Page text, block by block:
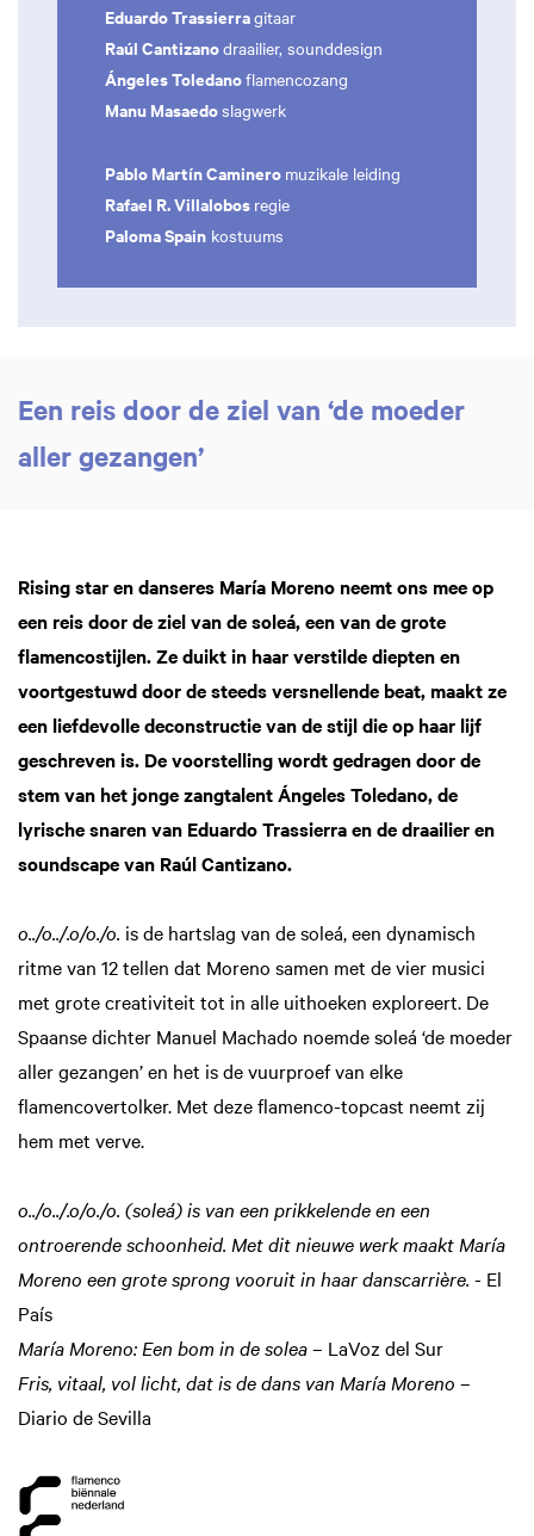
Eduardo Trassierragitaar
Raúl Cantizanodraailier, sounddesign
Ángeles Toledanoflamencozang
Manu Masaedoslagwerk
Pablo Martín Caminero muzikale leiding
Rafael R. Villalobos regie
Paloma Spain kostuums
Een reis door de ziel van ‘de moeder
aller gezangen’
Rising star en danseres María Moreno neemt ons mee op
een reis door de ziel van de soleá, een van de grote
flamencostijlen. Ze duikt in haar verstilde diepten en
voortgestuwd door de steeds versnellende beat, maakt ze
een liefdevolle deconstructie van de stijl die op haar lijf
geschreven is. De voorstelling wordt gedragen door de
stem van het jonge zangtalent Ángeles Toledano, de
lyrische snaren van Eduardo Trassierra en de draailier en
soundscape van Raúl Cantizano.
o../o../.o/o./o. is de hartslag van de soleá, een dynamisch
ritme van 12 tellen dat Moreno samen met de vier musici
met grote creativiteit tot in alle uithoeken exploreert. De
Spaanse dichter Manuel Machado noemde soleá ‘de moeder
aller gezangen’ en het is de vuurproef van elke
flamencovertolker. Met deze flamenco-topcast neemt zij
hem met verve.
o../o../.o/o./o. (soleá) is van een prikkelende en een
ontroerende schoonheid. Met dit nieuwe werk maakt María
Moreno een grote sprong vooruit in haar danscarrière. - El
País
María Moreno: Een bom in de solea– LaVoz del Sur
Fris, vitaal, vol licht, dat is de dans van María Moreno –
Diario de Sevilla